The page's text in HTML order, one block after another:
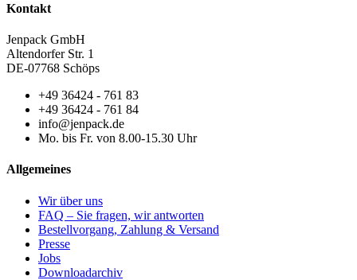
Kontakt
Jenpack GmbH
Altendorfer Str. 1
DE-07768 Schöps
+49 36424 - 761 83
+49 36424 - 761 84
info@jenpack.de
Mo. bis Fr. von 8.00-15.30 Uhr
Allgemeines
Wir über uns
FAQ – Sie fragen, wir antworten
Bestellvorgang, Zahlung & Versand
Presse
Jobs
Downloadarchiv